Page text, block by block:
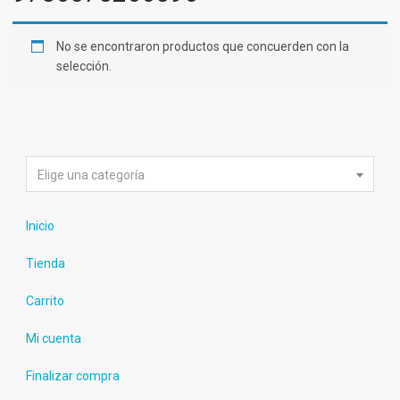
No se encontraron productos que concuerden con la
selección.
Elige una categoría
Inicio
Tienda
Carrito
Mi cuenta
Finalizar compra